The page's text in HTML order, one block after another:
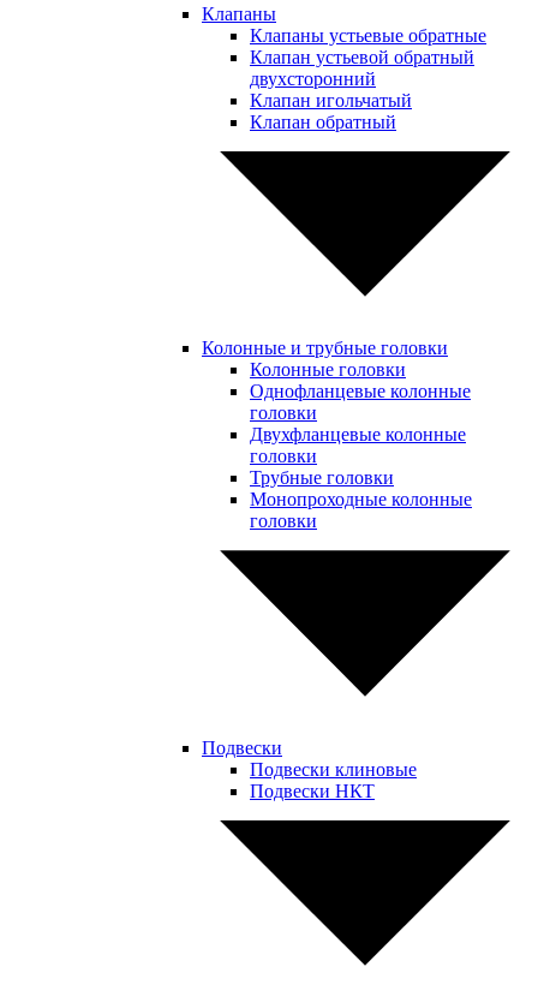
Клапаны
Клапаны устьевые обратные
Клапан устьевой обратный
двухсторонний
Клапан игольчатый
Клапан обратный
Колонные и трубные головки
Колонные головки
Однофланцевые колонные
головки
Двухфланцевые колонные
головки
Трубные головки
Монопроходные колонные
головки
Подвески
Подвески клиновые
Подвески НКТ